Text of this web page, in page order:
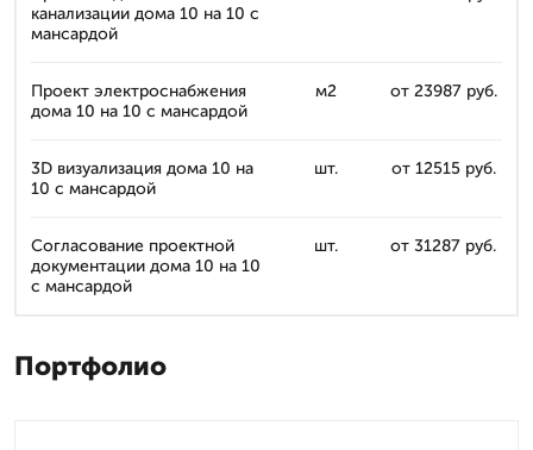
канализации дома 10 на 10 с
мансардой
Проект электроснабжения
дома 10 на 10 с мансардой
м2 от 23987 руб.
3D визуализация дома 10 на
10 с мансардой
шт. от 12515 руб.
Согласование проектной
документации дома 10 на 10
с мансардой
шт. от 31287 руб.
Портфолио